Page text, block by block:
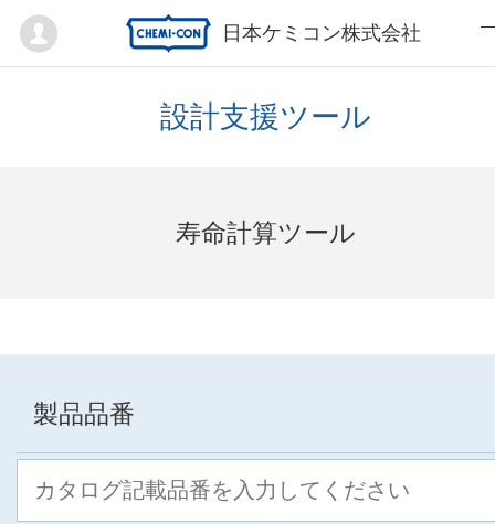
日本ケミコン株式会社
Mypage
設計支援ツール
寿命計算ツール
製品品番